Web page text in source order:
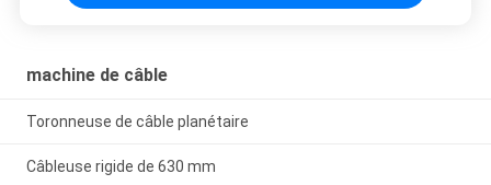
machine de câble
Toronneuse de câble planétaire
Câbleuse rigide de 630 mm